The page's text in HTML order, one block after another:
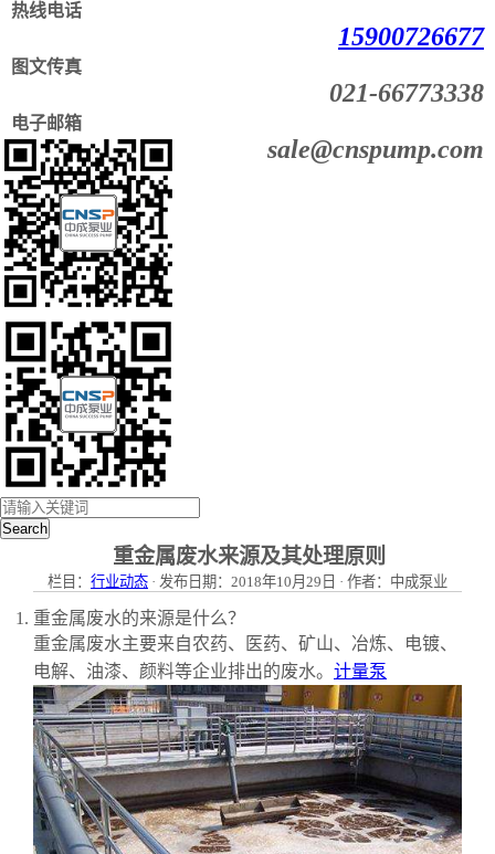
热线电话
15900726677
图文传真
021-66773338
电子邮箱
sale@cnspump.com
Search
重金属废水来源及其处理原则
栏目： 行业动态 · 发布日期：2018年10月29日 · 作者：中成泵业
重金属废水的来源是什么？
重金属废水主要来自农药、医药、矿山、冶炼、电镀、
电解、油漆、颜料等企业排出的废水。 计量泵